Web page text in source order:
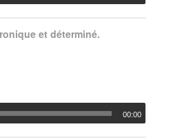
et déterminé.
00:00